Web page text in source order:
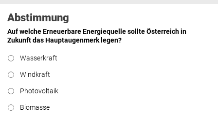
Abstimmung
Auf welche Erneuerbare Energiequelle sollte Österreich in
Zukunft das Hauptaugenmerk legen?
Wasserkraft
Windkraft
Photovoltaik
Biomasse